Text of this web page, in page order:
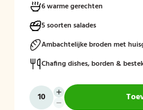
6 warme gerechten
5 soorten salades
Ambachtelijke broden met
Chafing dishes, borden &